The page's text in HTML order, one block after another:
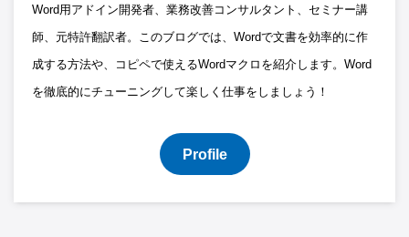
Word用アドイン開発者、業務改善コンサルタント、セミナー講
師、元特許翻訳者。このブログでは、Wordで文書を効率的に作
成する方法や、コピペで使えるWordマクロを紹介します。Word
を徹底的にチューニングして楽しく仕事をしましょう！
Profile